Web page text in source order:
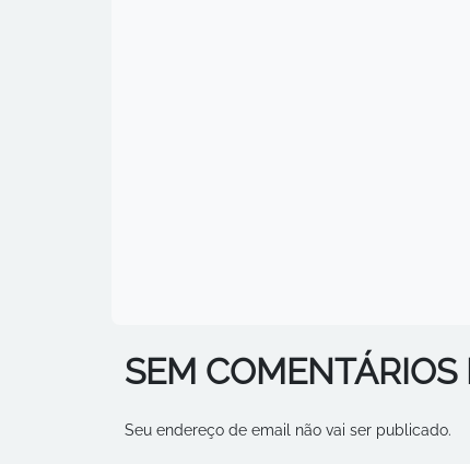
SEM
Seu endereço de email não vai ser publicado.